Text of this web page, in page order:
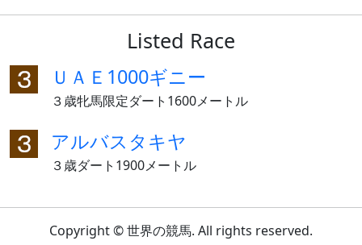
Listed Race
ＵＡＥ1000ギニー
３歳牝馬限定ダート1600メートル
アルバスタキヤ
３歳ダート1900メートル
Copyright © 世界の競馬. All rights reserved.